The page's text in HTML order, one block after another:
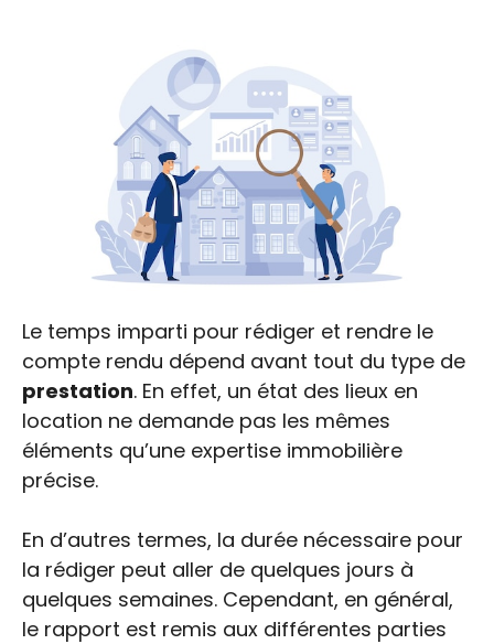
Le temps imparti pour rédiger et rendre le
compte rendu dépend avant tout du type de
prestation. En effet, un état des lieux en
location ne demande pas les mêmes
éléments qu’une expertise immobilière
précise.
En d’autres termes, la durée nécessaire pour
la rédiger peut aller de quelques jours à
quelques semaines. Cependant, en général,
le rapport est remis aux différentes parties